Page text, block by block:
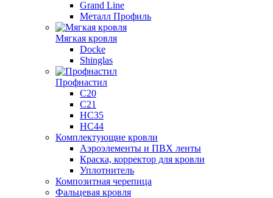
Grand Line
Металл Профиль
Мягкая кровля
Docke
Shinglas
Профнастил
C20
C21
НС35
НС44
Комплектующие кровли
Аэроэлементы и ПВХ ленты
Краска, корректор для кровли
Уплотнитель
Композитная черепица
Фальцевая кровля